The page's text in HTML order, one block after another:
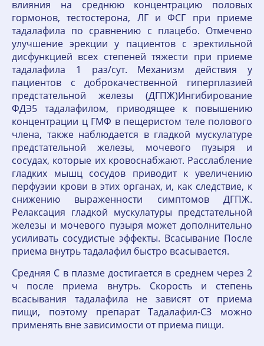
влияния на среднюю концентрацию половых
гормонов, тестостерона, ЛГ и ФСГ при приеме
тадалафила по сравнению с плацебо. Отмечено
улучшение эрекции у пациентов с эректильной
дисфункцией всех степеней тяжести при приеме
тадалафила 1 раз/сут. Механизм действия у
пациентов с доброкачественной гиперплазией
предстательной железы (ДГПЖ)Ингибирование
ФДЭ5 тадалафилом, приводящее к повышению
концентрации ц ГМФ в пещеристом теле полового
члена, также наблюдается в гладкой мускулатуре
предстательной железы, мочевого пузыря и
сосудах, которые их кровоснабжают. Расслабление
гладких мышц сосудов приводит к увеличению
перфузии крови в этих органах, и, как следствие, к
снижению выраженности симптомов ДГПЖ.
Релаксация гладкой мускулатуры предстательной
железы и мочевого пузыря может дополнительно
усиливать сосудистые эффекты. Всасывание После
приема внутрь тадалафил быстро всасывается.
Средняя С в плазме достигается в среднем через 2
ч после приема внутрь. Скорость и степень
всасывания тадалафила не зависят от приема
пищи, поэтому препарат Тадалафил-СЗ можно
применять вне зависимости от приема пищи.